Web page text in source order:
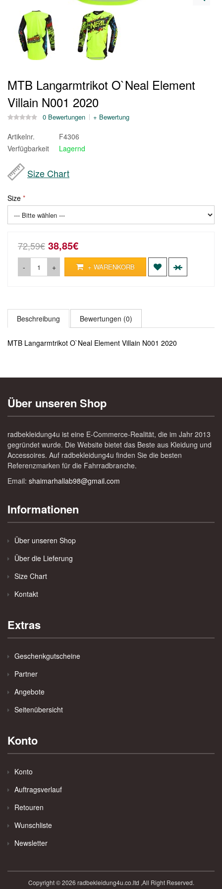
MTB Langarmtrikot O`Neal Element
Villain N001 2020
0 Bewertungen + Bewertung
Artikelnr.
F4306
Verfügbarkeit
Lagernd
Size Chart
Size
72,59€ 38,85€
- + + WARENKORB
Beschreibung Bewertungen (0)
MTB Langarmtrikot O`Neal Element Villain N001 2020
Über unseren Shop
radbekleidung4u ist eine E-Commerce-Realität, die im Jahr 2013
gegründet wurde. Die Website bietet das Beste aus Kleidung und
Accessoires. Auf radbekleidung4u finden Sie die besten
Referenzmarken für die Fahrradbranche.
Email: shaimarhallab98@gmail.com
Informationen
Über unseren Shop
Über die Lieferung
Size Chart
Kontakt
Extras
Geschenkgutscheine
Partner
Angebote
Seitenübersicht
Konto
Konto
Auftragsverlauf
Retouren
Wunschliste
Newsletter
Copyright © 2026 radbekleidung4u.co.ltd ,All Right Reserved.